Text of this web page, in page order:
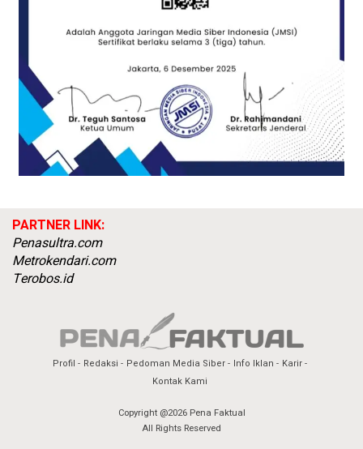
PARTNER LINK:
Penasultra.com
Metrokendari.com
Terobos.id
Profil Redaksi Pedoman Media Siber Info Iklan
Karir
Kontak Kami
Copyright @2026 Pena Faktual
All Rights Reserved